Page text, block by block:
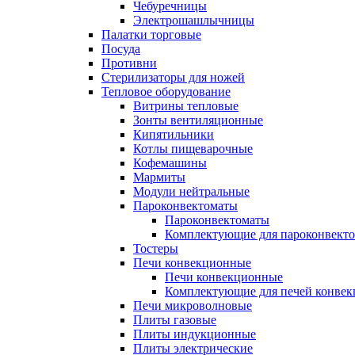
Чебуречницы
Электрошашлычницы
Палатки торговые
Посуда
Противни
Стерилизаторы для ножей
Тепловое оборудование
Витрины тепловые
Зонты вентиляционные
Кипятильники
Котлы пищеварочные
Кофемашины
Мармиты
Модули нейтральные
Пароконвектоматы
Пароконвектоматы
Комплектующие для
Тостеры
Печи конвекционные
Печи конвекционные
Комплектующие для печей
Печи микроволновые
Плиты газовые
Плиты индукционные
Плиты электрические